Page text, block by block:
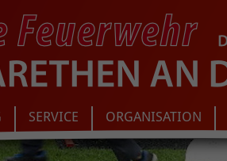
SERVICE ORGANISATION